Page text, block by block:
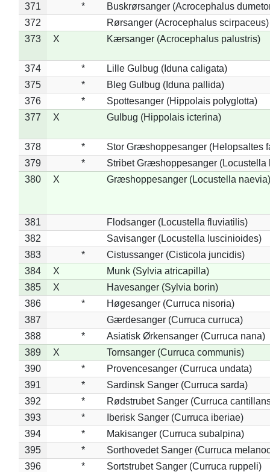
371
*
Buskrørsanger (Acrocephalus
372
Rørsanger (Acrocephalus scirpaceus)
373
X Kærsanger (Acrocephalus palustris)
374 *
Lille Gulbug (Iduna caligata)
375
*
Bleg Gulbug (Iduna pallida)
376
*
Spottesanger (Hippolais polyglotta)
377
X Gulbug (Hippolais icterina)
378 *
Stor Græshoppesanger (Helopsaltes
379
*
Stribet Græshoppesanger (Locustella
380
X Græshoppesanger (Locustella naevia)
381
Flodsanger (Locustella fluviatilis)
382
Savisanger (Locustella luscinioides)
383
*
Cistussanger (Cisticola juncidis)
384
X
Munk (Sylvia atricapilla)
385
X
Havesanger (Sylvia borin)
386
*
Høgesanger (Curruca nisoria)
387
Gærdesanger (Curruca curruca)
388
*
Asiatisk Ørkensanger (Curruca nana)
389
X
Tornsanger (Curruca communis)
390
*
Provencesanger (Curruca undata)
391
*
Sardinsk Sanger (Curruca sarda)
392
*
Rødstrubet Sanger (Curruca
393
*
Iberisk Sanger (Curruca iberiae)
394
*
Makisanger (Curruca subalpina)
395
*
Sorthovedet Sanger (Curruca
396
*
Sortstrubet Sanger (Curruca ruppeli)